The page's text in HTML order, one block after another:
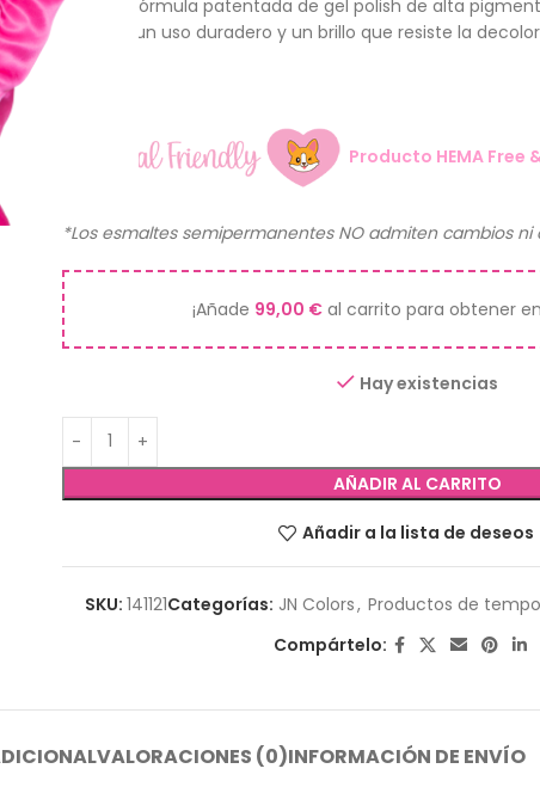
Nuestra fórmula patentada de gel polish de alta
asegura un uso duradero y un brillo que resiste la
Producto HEMA Free
*Los esmaltes semipermanentes NO admiten cambios ni
¡Añade 99,00 €al carrito para obtener
Hay existencias
AÑADIR AL CARRITO
Añadir a la lista de deseos
SKU:141121Categorías: JN Colors, Productos de
Compártelo:
VALORACIONES (0)INFORMACIÓN DE ENVÍO